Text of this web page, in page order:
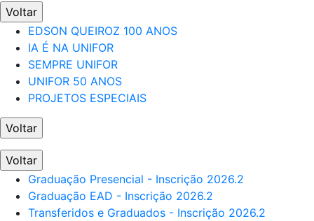
Voltar
EDSON QUEIROZ 100 ANOS
IA É NA UNIFOR
SEMPRE UNIFOR
UNIFOR 50 ANOS
PROJETOS ESPECIAIS
Voltar
Voltar
Graduação Presencial - Inscrição 2026.2
Graduação EAD - Inscrição 2026.2
Transferidos e Graduados - Inscrição 2026.2